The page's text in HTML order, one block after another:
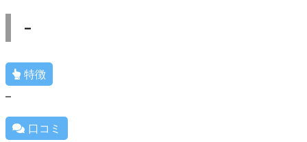
–
特徴
–
口コミ